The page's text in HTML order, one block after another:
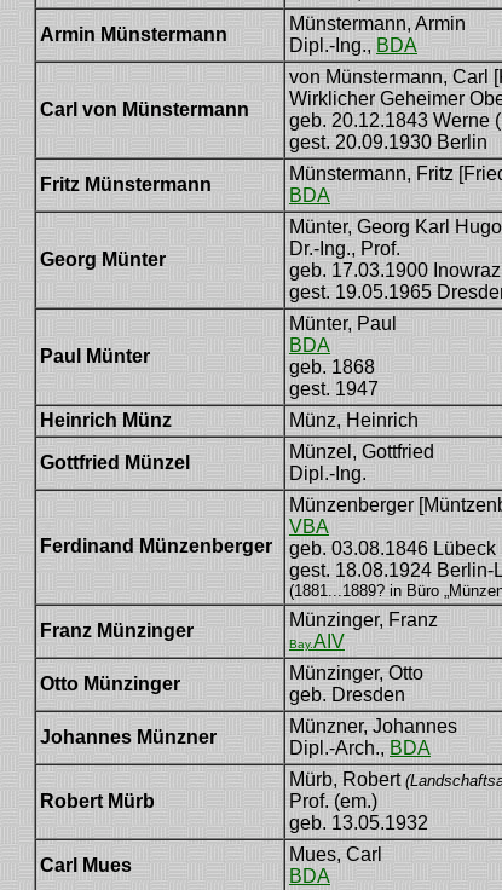
Armin Münstermann
Münstermann, Armin
Dipl.-Ing., BDA
Carl von Münstermann
von Münstermann, Carl
Wirklicher Geheimer
geb. 20.12.1843 Werne
gest. 20.09.1930 Berlin
Fritz Münstermann
Münstermann, Fritz
BDA
Georg Münter
Münter, Georg Karl Hugo
Dr.-Ing., Prof.
geb. 17.03.1900
gest. 19.05.1965
Paul Münter
Münter, Paul
BDA
geb. 1868
gest. 1947
Heinrich Münz Münz, Heinrich
Gottfried Münzel
Münzel, Gottfried
Dipl.-Ing.
Ferdinand Münzenberger
Münzenberger
VBA
geb. 03.08.1846 Lübeck
gest. 18.08.1924 Berlin-
(1881...1889? in Büro
Franz Münzinger
Münzinger, Franz
Bay.AIV
Otto Münzinger
Münzinger, Otto
geb. Dresden
Johannes Münzner
Münzner, Johannes
Dipl.-Arch., BDA
Robert Mürb
Mürb, Robert
Prof. (em.)
geb. 13.05.1932
Carl Mues
Mues, Carl
BDA